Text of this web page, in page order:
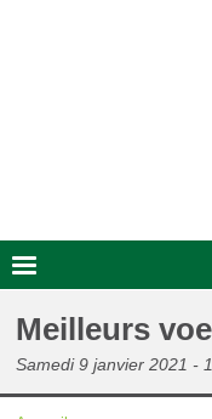
compte
de
l'utilisateur
Navigation
principale
Meilleurs
Samedi 9 janvier 2021 -